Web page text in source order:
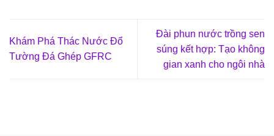
Khám Phá Thác Nước Đổ
Tường Đá Ghép GFRC
Đài phun nước trồng sen
súng kết hợp: Tạo không
gian xanh cho ngôi nhà